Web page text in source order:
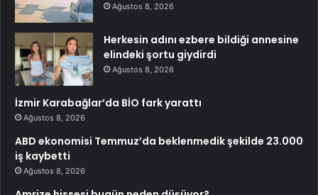
Ağustos 8, 2026
Herkesin adını ezbere bildiği annesine
elindeki şortu giydirdi
Ağustos 8, 2026
İzmir Karabağlar’da BİO fark yarattı
Ağustos 8, 2026
ABD ekonomisi Temmuz’da beklenmedik şekilde 23.000
iş kaybetti
Ağustos 8, 2026